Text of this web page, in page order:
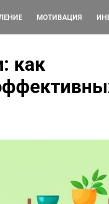
МОТИВАЦИЯ
как
аксессуары